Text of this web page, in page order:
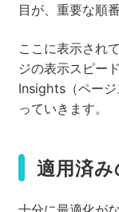
目が、重要な順
ここに表示され
ジの表示スピー
Insights（ペー
っていきます。
適用済